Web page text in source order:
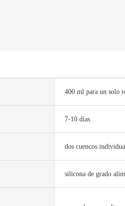
400 ml para un solo
7-10 días
dos cuencos
silicona de grado